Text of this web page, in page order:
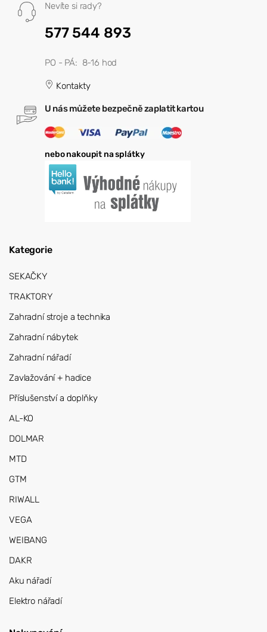
Nevíte si rady?
577 544 893
PO - PÁ: 8-16 hod
Kontakty
U nás můžete bezpečně zaplatit kartou
nebo nakoupit na splátky
Kategorie
SEKAČKY
TRAKTORY
Zahradní stroje a technika
Zahradní nábytek
Zahradní nářadí
Zavlažování + hadice
Příslušenství a doplňky
AL-KO
DOLMAR
MTD
GTM
RIWALL
VEGA
WEIBANG
DAKR
Aku nářadí
Elektro nářadí